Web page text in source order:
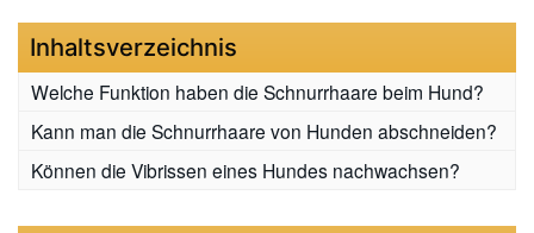
Inhaltsverzeichnis
Welche Funktion haben die Schnurrhaare beim Hund?
Kann man die Schnurrhaare von Hunden abschneiden?
Können die Vibrissen eines Hundes nachwachsen?